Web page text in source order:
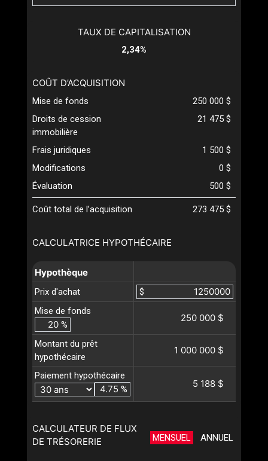
CALCULATRICE HYPOTHÉCAIRE
Hypothèque
Prix d'achat
$
Mise de fonds
%
250 000 $
Montant du prêt
hypothécaire
1 000 000 $
Paiement hypothécaire
%
5 188 $
CALCULATEUR DE FLUX
DE TRÉSORERIE
MENSUEL ANNUEL
TAUX DE CAPITALISATION
2,34%
COÛT D’ACQUISITION
Mise de fonds
250 000 $
Droits de cession
immobilière
21 475 $
Frais juridiques
1 500 $
Modifications
0 $
Évaluation
500 $
Coût total de l’acquisition 273 475 $